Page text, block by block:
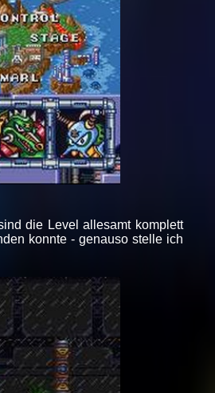
die Level allesamt komplett
konnte - genauso stelle ich